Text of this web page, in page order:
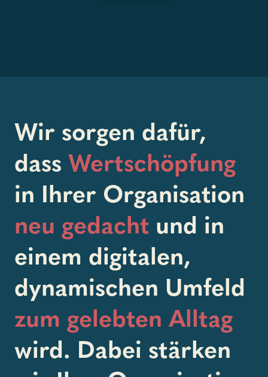
Wir sorgen dafür,
dass Wertschöpfung
in Ihrer Organisation
neu gedacht und in
einem digitalen,
dynamischen Umfeld
zum gelebten Alltag
wird. Dabei stärken